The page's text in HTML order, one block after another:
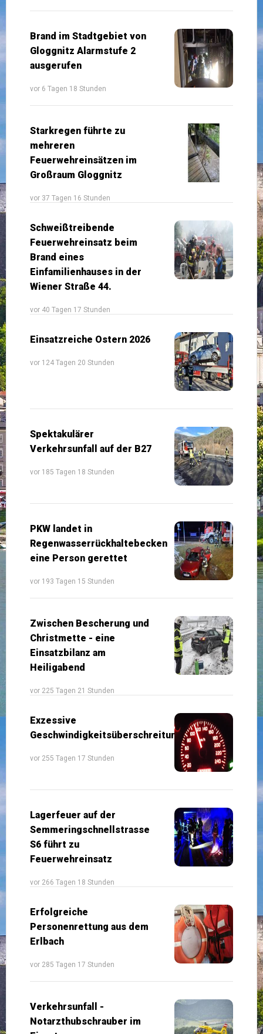
Brand im Stadtgebiet von
Gloggnitz Alarmstufe 2
ausgerufen
vor 6 Tagen 18 Stunden
Starkregen führte zu
mehreren
Feuerwehreinsätzen im
Großraum Gloggnitz
vor 37 Tagen 16 Stunden
Schweißtreibende
Feuerwehreinsatz beim
Brand eines
Einfamilienhauses in der
Wiener Straße 44.
vor 40 Tagen 17 Stunden
Einsatzreiche Ostern 2026
vor 124 Tagen 20 Stunden
Spektakulärer
Verkehrsunfall auf der B27
vor 185 Tagen 18 Stunden
PKW landet in
Regenwasserrückhaltebecken
eine Person gerettet
vor 193 Tagen 15 Stunden
Zwischen Bescherung und
Christmette - eine
Einsatzbilanz am
Heiligabend
vor 225 Tagen 21 Stunden
Exzessive
Geschwindigkeitsüberschreitung
vor 255 Tagen 17 Stunden
Lagerfeuer auf der
Semmeringschnellstrasse
S6 führt zu
Feuerwehreinsatz
vor 266 Tagen 18 Stunden
Erfolgreiche
Personenrettung aus dem
Erlbach
vor 285 Tagen 17 Stunden
Verkehrsunfall -
Notarzthubschrauber im